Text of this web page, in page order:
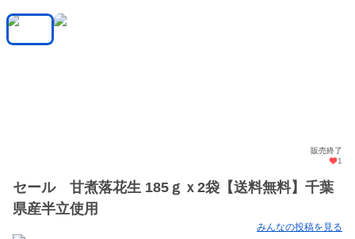
販売終了
1
セール 甘煮落花生 185ｇｘ2袋【送料無料】千葉
県産半立使用
みんなの投稿を見る